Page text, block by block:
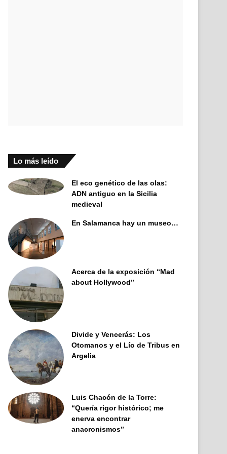
Lo más leído
El eco genético de las olas:
ADN antiguo en la Sicilia
medieval
En Salamanca hay un museo…
Acerca de la exposición “Mad
about Hollywood”
Divide y Vencerás: Los
Otomanos y el Lío de Tribus en
Argelia
Luis Chacón de la Torre:
“Quería rigor histórico; me
enerva encontrar
anacronismos”